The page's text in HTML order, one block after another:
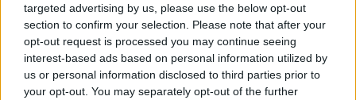
targeted advertising by us, please use the below opt-out
section to confirm your selection. Please note that after your
opt-out request is processed you may continue seeing
interest-based ads based on personal information utilized by
us or personal information disclosed to third parties prior to
your opt-out. You may separately opt-out of the further
Το DEI College παρουσιάζει τη Sophia. Την πρώτη 24/7
βοηθό AI που αλλάζει τον τρόπο με τον οποίο μαθαίνουν οι
φοιτητές
30.07.2026, 09:33